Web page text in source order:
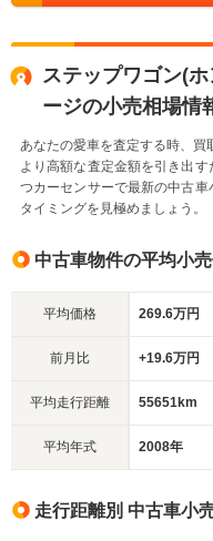
ステップワゴン(
ージの小売相場情
あなたの愛車を査定する時、買
より高額な査定金額を引き出
つカーセンサーで最新の中古
タイミングを見極めましょう。
中古車物件の平均小
平均価格 269.6万円
前月比 +19.6万円
平均走行距離 55651km
平均年式 2008年
走行距離別 中古車小